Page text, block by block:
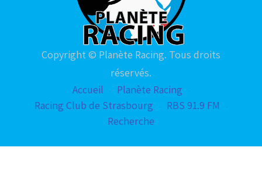
Copyright © Planète Racing. Tous droits
réservés.
Accueil
Planète Racing
Racing Club de Strasbourg
RBS 91.9 FM
Recherche